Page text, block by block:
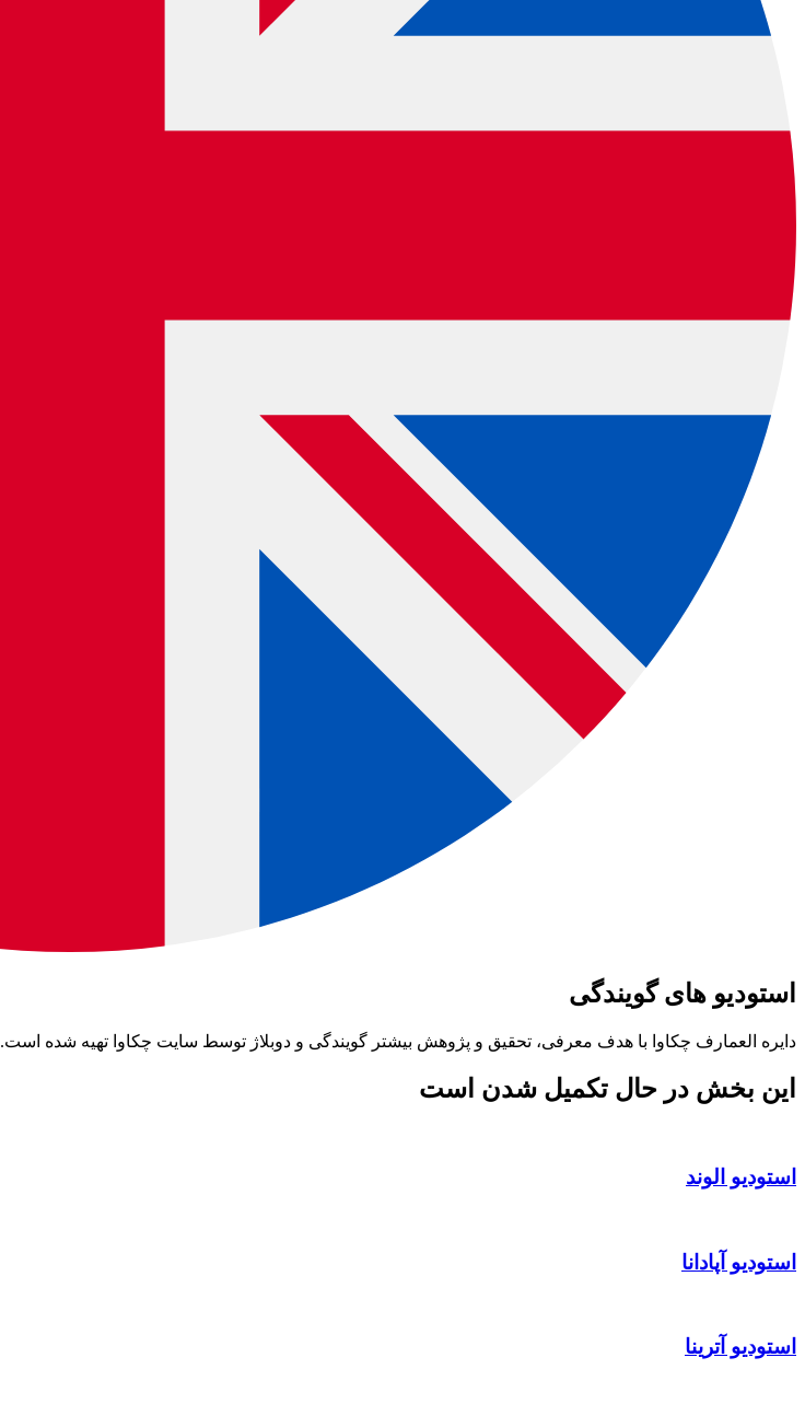
استودیو های گویندگی
دایره العمارف چکاوا با هدف معرفی، تحقیق و پژوهش بیشتر گویندگی و دوبلاژ توسط سایت چکاوا تهیه شده است.
این بخش در حال تکمیل شدن است
استوديو الوند
استودیو آپادانا
استودیو آترینا